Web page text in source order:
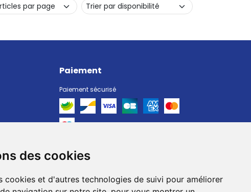
des cookies
cookies et d'autres technologies de suivi pour améliorer
Paiement
Paiement sécurisé
Livraison
Livraison dans un Point Relais